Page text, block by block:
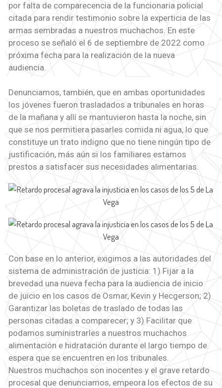
por falta de comparecencia de la funcionaria policial
citada para rendir testimonio sobre la experticia de las
armas sembradas a nuestros muchachos. En este
proceso se señaló el 6 de septiembre de 2022 como
próxima fecha para la realización de la nueva
audiencia.
Denunciamos, también, que en ambas oportunidades
los jóvenes fueron trasladados a tribunales en horas
de la mañana y allí se mantuvieron hasta la noche, sin
que se nos permitiera pasarles comida ni agua, lo que
constituye un trato indigno que no tiene ningún tipo de
justificación, más aún si los familiares estamos
prestos a satisfacer sus necesidades alimentarias.
Con base en lo anterior, exigimos a las autoridades del
sistema de administración de justicia: 1) Fijar a la
brevedad una nueva fecha para la audiencia de inicio
de juicio en los casos de Osmar, Kevin y Hecgerson; 2)
Garantizar las boletas de traslado de todas las
personas citadas a comparecer; y 3) Facilitar que
podamos suministrarles a nuestros muchachos
alimentación e hidratación durante el largo tiempo de
espera que se encuentren en los tribunales.
Nuestros muchachos son inocentes y el grave retardo
procesal que denunciamos, empeora los efectos de su